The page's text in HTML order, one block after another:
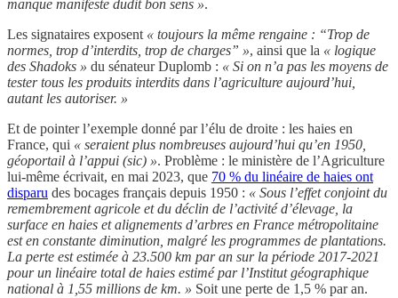
manque manifeste dudit bon sens ».
Les signataires exposent « toujours la même rengaine : “Trop de
normes, trop d’interdits, trop de charges” », ainsi que la « logique
des Shadoks » du sénateur Duplomb : « Si on n’a pas les moyens de
tester tous les produits interdits dans l’agriculture aujourd’hui,
autant les autoriser. »
Et de pointer l’exemple donné par l’élu de droite : les haies en
France, qui « seraient plus nombreuses aujourd’hui qu’en 1950,
géoportail à l’appui (sic) ». Problème : le ministère de l’Agriculture
lui-même écrivait, en mai 2023, que 70 % du linéaire de haies ont
disparu des bocages français depuis 1950 : « Sous l’effet conjoint du
remembrement agricole et du déclin de l’activité d’élevage, la
surface en haies et alignements d’arbres en France métropolitaine
est en constante diminution, malgré les programmes de plantations.
La perte est estimée à 23.500 km par an sur la période 2017-2021
pour un linéaire total de haies estimé par l’Institut géographique
national à 1,55 millions de km. » Soit une perte de 1,5 % par an.